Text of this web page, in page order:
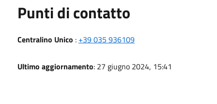
Punti di contatto
Centralino Unico : +39 035 936109
Ultimo aggiornamento: 27 giugno 2024, 15:41